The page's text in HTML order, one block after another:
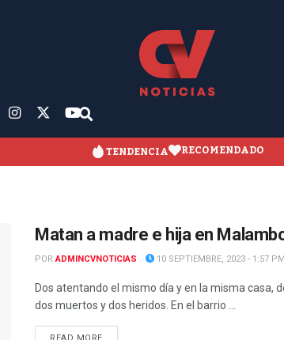
TENDENCIA RECOMENDADO
Matan a madre e hija en
POR ADMINCVNOTICIAS 10 SEPTIEMBRE, 2023 - 1:57 PM
Dos atentando el mismo día y en la misma casa,
dos muertos y dos heridos. En el barrio ...